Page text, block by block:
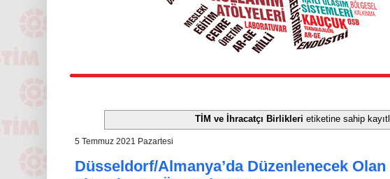
TİM ve İhracatçı Birlikleri etiketine sahip
5 Temmuz 2021 Pazartesi
Düsseldorf/Almanya’da Düzenlenecek